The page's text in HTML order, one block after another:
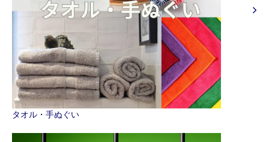
タオル・手ぬぐい